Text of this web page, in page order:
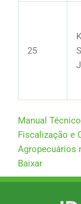
25
Manual
Fiscalização e
Agropecuários
Baixar